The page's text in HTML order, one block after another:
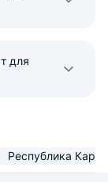
для
Республика